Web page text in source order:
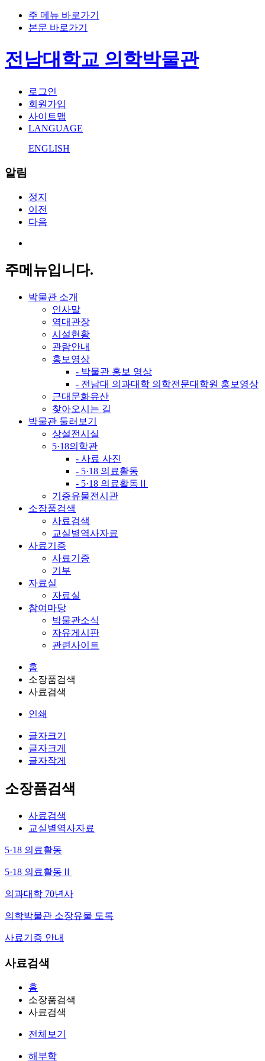
주 메뉴 바로가기
본문 바로가기
전남대학교 의학박물관
로그인
회원가입
사이트맵
LANGUAGE
ENGLISH
알림
정지
이전
다음
주메뉴입니다.
박물관 소개
인사말
역대관장
시설현황
관람안내
홍보영상
- 박물관 홍보 영상
- 전남대 의과대학 의학전문대학원 홍보영상
근대문화유산
찾아오시는 길
박물관 둘러보기
상설전시실
5·18의학관
- 사료 사진
- 5·18 의료활동
- 5·18 의료활동Ⅱ
기증유물전시관
소장품검색
사료검색
교실별역사자료
사료기증
사료기증
기부
자료실
자료실
참여마당
박물관소식
자유게시판
관련사이트
홈
소장품검색
사료검색
인쇄
글자크기
글자크게
글자작게
소장품검색
사료검색
교실별역사자료
5·18 의료활동
5·18 의료활동Ⅱ
의과대학 70년사
의학박물관 소장유물 도록
사료기증 안내
사료검색
홈
소장품검색
사료검색
전체보기
해부학